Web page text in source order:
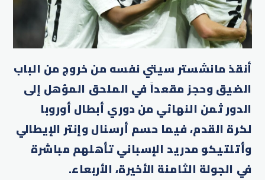
أنقذ مانشستر سيتي نفسه من خروج من الباب
الضيق وحجز مقعداً في الملحق المؤهل إلى
الدور ثمن النهائي من دوري أبطال أوروبا
لكرة القدم، فيما حسم أرسنال وإنتر الإيطالي
وأتلتيكو مدريد الإسباني تأهلهم مباشرة
في الجولة الثامنة الأخيرة، الأربعاء.